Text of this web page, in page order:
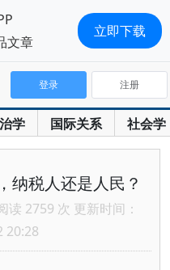
学 国际关系 社会学
登录 注册
纳税人还是人民？
读 2759 次 更新时间：
20:28
文章
立即下载